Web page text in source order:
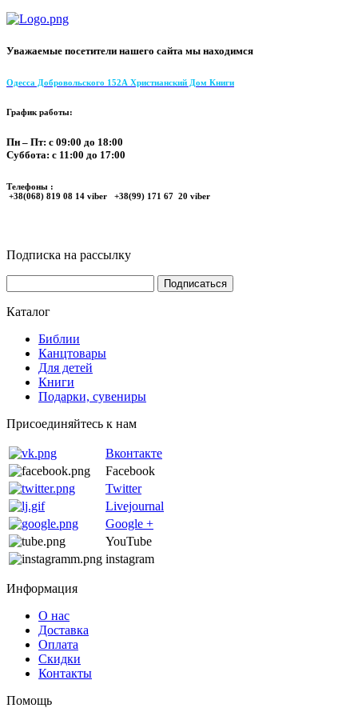
Уважаемые посетители нашего сайта мы находимся
Одесса Добровольского 152А Христианский Дом Книги
График работы:
Пн – Пт: с 09:00 до 18:00
Суббота: с 11:00 до 17:00
Телефоны :
+38(068) 819 08 14 viber +38(99) 171 67 20 viber
Подписка на рассылку
Каталог
Библии
Канцтовары
Для детей
Книги
Подарки, сувениры
Присоединяйтесь к нам
Вконтакте
Facebook
Twitter
Livejournal
Google +
YouTube
instagram
Информация
О нас
Доставка
Оплата
Скидки
Контакты
Помощь